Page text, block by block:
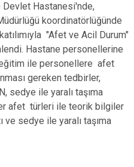
Devlet Hastanesi'nde,
koordinatörlüğünde
"Afet ve Acil Durum"
Hastane personellerine
ile personellere afet
gereken tedbirler,
sedye ile yaralı taşıma
afet türleri ile teorik bilgiler
ve sedye ile yaralı taşıma